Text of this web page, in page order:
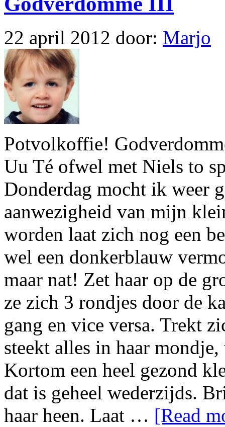
22 april 2012 door: Marjo
Potvolkoffie!
Uu Té ofwel met Niels to
Donderdag mocht ik weer
aanwezigheid van mijn
worden laat zich nog een
wel een donkerblauw
maar nat! Zet haar op de
ze zich 3 rondjes door de
gang en vice versa. Trekt
steekt alles in haar
Kortom een heel gezond
dat is geheel wederzijds.
haar heen. Laat … [Read